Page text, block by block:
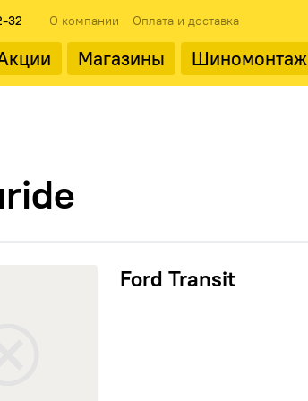
32 О компании Оплата и доставка
Landrock
Магазины Шиномонтаж
Ford Transit